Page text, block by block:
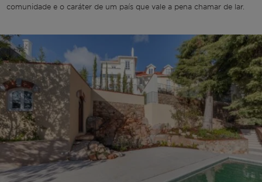
comunidade e o caráter de um país que vale a pena chamar de lar.